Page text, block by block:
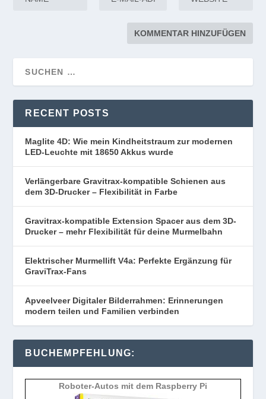
RECENT POSTS
Maglite 4D: Wie mein Kindheitstraum zur modernen
LED-Leuchte mit 18650 Akkus wurde
Verlängerbare Gravitrax-kompatible Schienen aus
dem 3D-Drucker – Flexibilität in Farbe
Gravitrax-kompatible Extension Spacer aus dem 3D-
Drucker – mehr Flexibilität für deine Murmelbahn
Elektrischer Murmellift V4a: Perfekte Ergänzung für
GraviTrax-Fans
Apveelveer Digitaler Bilderrahmen: Erinnerungen
modern teilen und Familien verbinden
BUCHEMPFEHLUNG:
Roboter-Autos mit dem Raspberry Pi